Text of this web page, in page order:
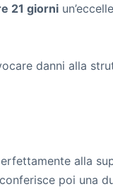
21 giorni
danni alla
alla
poi una